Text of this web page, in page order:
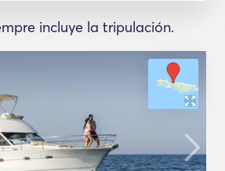
incluye la tripulación.